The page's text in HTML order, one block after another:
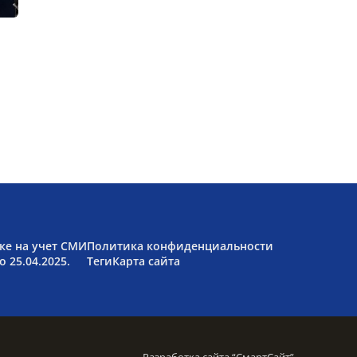
на учет СМИ
25.04.2025.
Политика конфиденциальности
ТегиКарта сайта